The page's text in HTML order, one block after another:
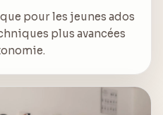
pour les jeunes ados
plus avancées